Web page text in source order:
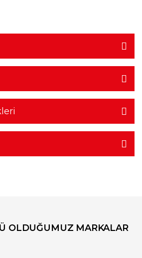
OLDUĞUMUZ MARKALAR